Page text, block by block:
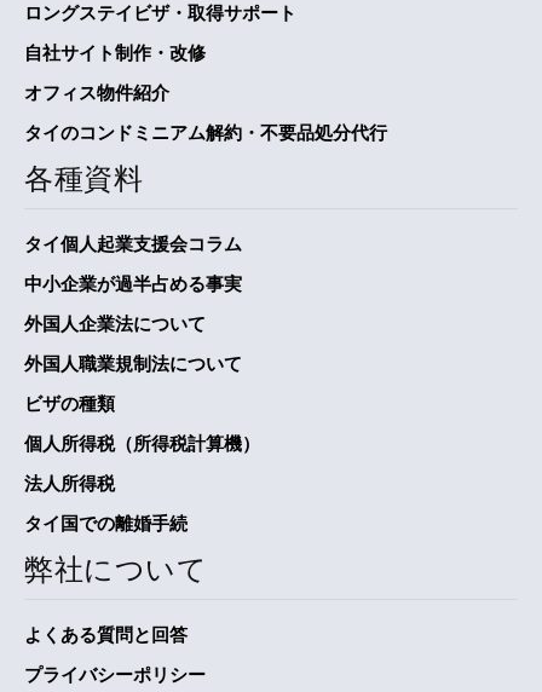
ロングステイビザ・取得サポート
自社サイト制作・改修
オフィス物件紹介
タイのコンドミニアム解約・不要品処分代行
各種資料
タイ個人起業支援会コラム
中小企業が過半占める事実
外国人企業法について
外国人職業規制法について
ビザの種類
個人所得税（所得税計算機）
法人所得税
タイ国での離婚手続
弊社について
よくある質問と回答
プライバシーポリシー